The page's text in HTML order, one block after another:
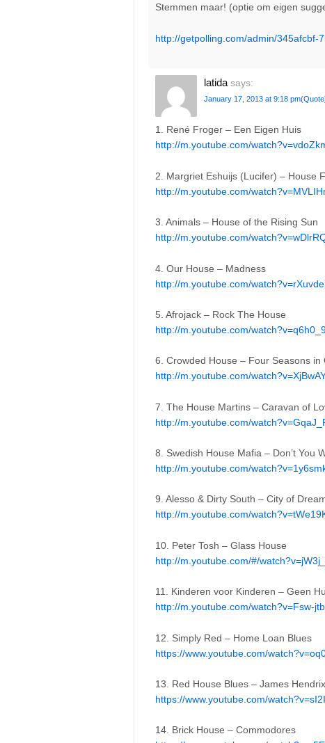
Stemmen maar! (optie om eigen
http://getpolling.com/admin/345afcbf-
latida says:
January 17, 2013 at 9:18 pm
1. René Froger – Een Eigen Huis
http://m.youtube.com/
2. Margriet Eshuijs (Lucifer) – House
http://m.youtube.com/
3. Animals – House of the Rising Sun
http://m.youtube.com/
4. Our House – Madness
http://m.youtube.com/
5. Afrojack – Rock The House
http://m.youtube.com/
6. Crowded House – Four Seasons in
http://m.youtube.com/
7. The House Martins – Caravan of
http://m.youtube.com/
8. Swedish House Mafia – Don’t You
http://m.youtube.com/
9. Alesso & Dirty South – City of
http://m.youtube.com/
10. Peter Tosh – Glass House
http://m.youtube.com/#/
11. Kinderen voor Kinderen – Geen
http://m.youtube.com/watch?v=Fsw-
12. Simply Red – Home Loan Blues
https://www.youtube.com/
13. Red House Blues – James Hendrix
https://www.youtube.com/
14. Brick House – Commodores